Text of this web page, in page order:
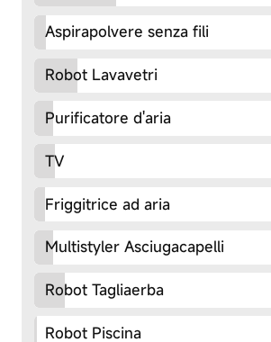
Aspirapolvere senza fili
Robot Lavavetri
Purificatore d'aria
TV
Friggitrice ad aria
Multistyler Asciugacapelli
Robot Tagliaerba
Robot Piscina